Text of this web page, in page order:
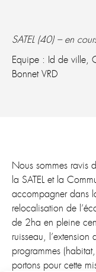
SATEL (40) – en
Equipe : Id de ville,
Bonnet VRD
Nous sommes ravis
la SATEL et la
accompagner dans
relocalisation de
de 2ha en pleine
ruisseau,
programmes
portons pour cette